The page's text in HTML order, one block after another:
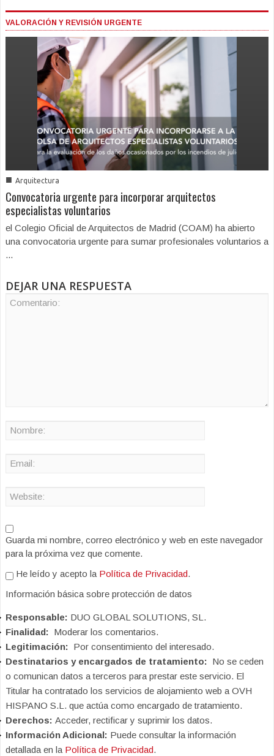
VALORACIÓN Y REVISIÓN URGENTE
■ Arquitectura
Convocatoria urgente para incorporar arquitectos
especialistas voluntarios
el Colegio Oficial de Arquitectos de Madrid (COAM) ha abierto
una convocatoria urgente para sumar profesionales voluntarios a
...
DEJAR UNA RESPUESTA
Guarda mi nombre, correo electrónico y web en este navegador
para la próxima vez que comente.
He leído y acepto la Política de Privacidad.
Información básica sobre protección de datos
Responsable: DUO GLOBAL SOLUTIONS, SL.
Finalidad: Moderar los comentarios.
Legitimación: Por consentimiento del interesado.
Destinatarios y encargados de tratamiento: No se ceden
o comunican datos a terceros para prestar este servicio. El
Titular ha contratado los servicios de alojamiento web a OVH
HISPANO S.L. que actúa como encargado de tratamiento.
Derechos: Acceder, rectificar y suprimir los datos.
Información Adicional: Puede consultar la información
detallada en la Política de Privacidad.